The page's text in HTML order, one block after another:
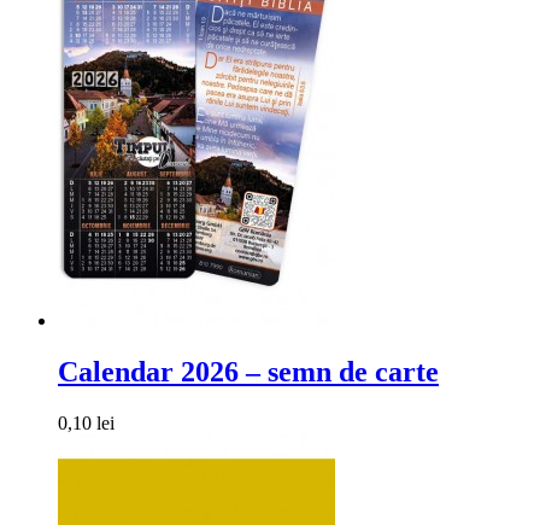
Calendar 2026 – semn de carte
0,10 lei